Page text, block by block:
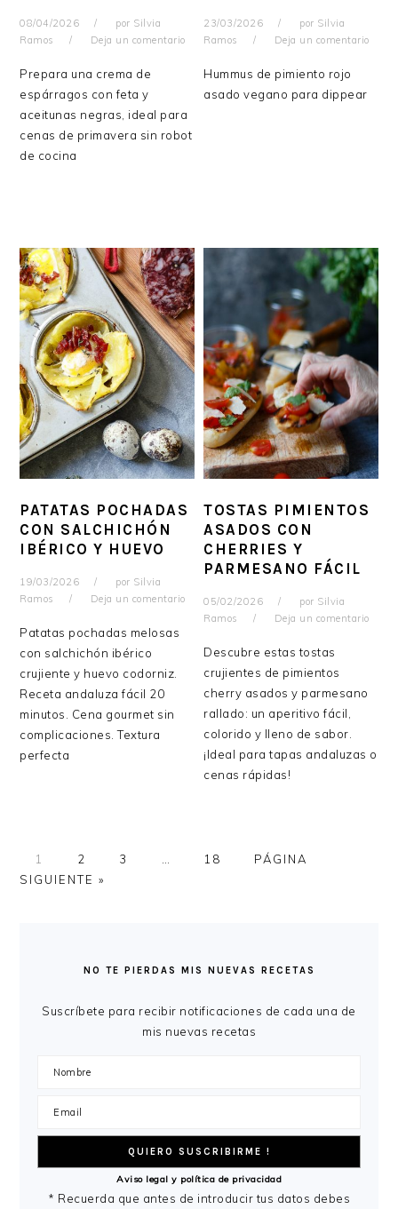
08/04/2026 por Silvia
Ramos
Deja un comentario
Prepara una crema de
espárragos con feta y
aceitunas negras, ideal para
cenas de primavera sin robot
de cocina
23/03/2026 por Silvia
Ramos
Deja un comentario
Hummus de pimiento rojo
asado vegano para dippear
PATATAS POCHADAS
CON SALCHICHÓN
IBÉRICO Y HUEVO
19/03/2026 por Silvia
Ramos
Deja un comentario
Patatas pochadas melosas
con salchichón ibérico
crujiente y huevo codorniz.
Receta andaluza fácil 20
minutos. Cena gourmet sin
complicaciones. Textura
perfecta
TOSTAS PIMIENTOS
ASADOS CON
CHERRIES Y
PARMESANO FÁCIL
05/02/2026 por Silvia
Ramos
Deja un comentario
Descubre estas tostas
crujientes de pimientos
cherry asados y parmesano
rallado: un aperitivo fácil,
colorido y lleno de sabor.
¡Ideal para tapas andaluzas o
cenas rápidas!
PÁGINA
1 PÁGINA
2 PÁGINA
3
PáginasPÁGINA
18
IR
PÁGINA
SIGUIENTE »
PRINCIPALNO TE PIERDAS MIS NUEVAS RECETAS
Suscríbete para recibir notificaciones de cada una de
mis nuevas recetas
Aviso legal y política de privacidad
* Recuerda que antes de introducir tus datos debes